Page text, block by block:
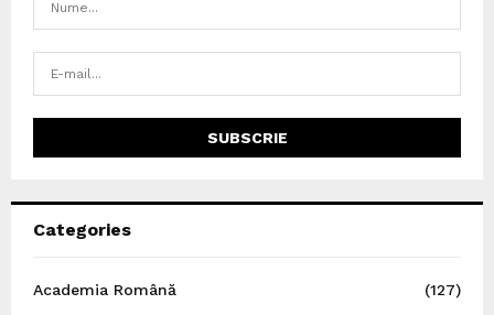
Categories
Academia Română
(127)